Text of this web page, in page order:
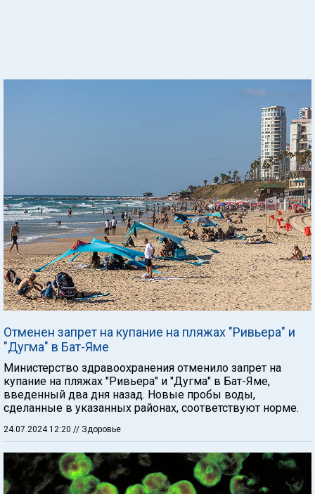
Отменен запрет на купание на пляжах "Ривьера" и
"Дугма" в Бат-Яме
Министерство здравоохранения отменило запрет на
купание на пляжах "Ривьера" и "Дугма" в Бат-Яме,
введенный два дня назад. Новые пробы воды,
сделанные в указанных районах, соответствуют норме.
24.07.2024 12:20 // Здоровье